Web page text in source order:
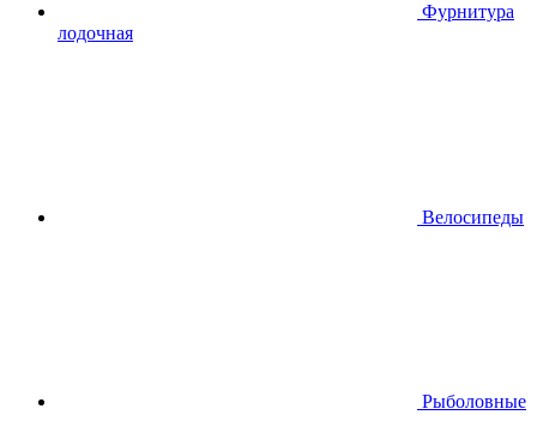
Фурнитура
лодочная
Велосипеды
Рыболовные